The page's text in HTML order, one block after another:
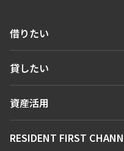
借りたい
人気エリアから探す
貸したい
お問い合わせ
資産活用
お問い合わせ
RESIDENT FIRST